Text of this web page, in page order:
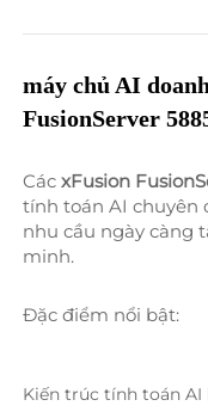
máy chủ AI
FusionServer
Các xFusion
tính toán AI chuyên
nhu cầu ngày càng
minh.
Đặc điểm nổi bật:
Kiến trúc tính toán AI